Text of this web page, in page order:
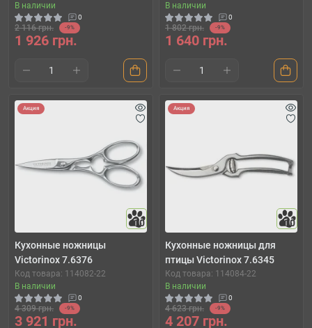
В наличии
0
2 116 грн. -9%
1 926 грн.
В наличии
0
1 802 грн. -9%
1 640 грн.
Акция
10
Кухонные ножницы
Victorinox 7.6376
Код товара: 114082-22
В наличии
0
4 309 грн. -9%
3 921 грн.
Акция
10
Кухонные ножницы для
птицы Victorinox 7.6345
Код товара: 114084-22
В наличии
0
4 623 грн. -9%
4 207 грн.